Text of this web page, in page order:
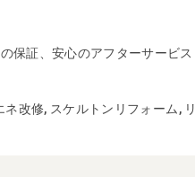
保証、安心のアフターサービス
改修, スケルトンリフォーム, リ